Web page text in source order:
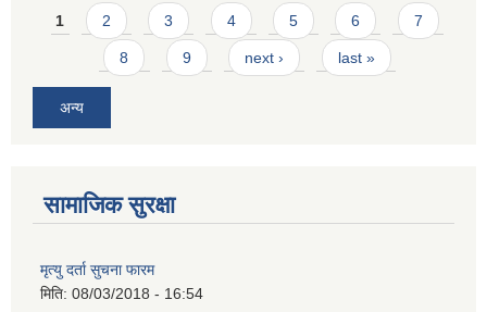
Pages
1 2 3 4 5 6 7
8 9 next › last »
अन्य
सामाजिक सुरक्षा
मृत्यु दर्ता सुचना फारम
मिति: 08/03/2018 - 16:54